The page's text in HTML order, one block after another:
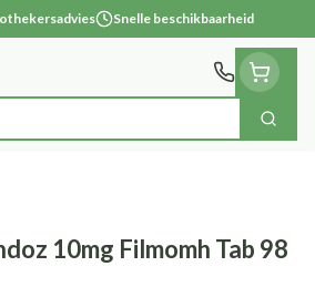
Snelle beschikbaarheid
Zoek
10mg Filmomh Tab 98